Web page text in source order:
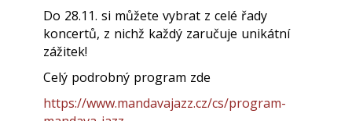
Do 28.11. si můžete vybrat z celé řady
koncertů, z nichž každý zaručuje unikátní
zážitek!
Celý podrobný program zde
https://www.mandavajazz.cz/cs/program-